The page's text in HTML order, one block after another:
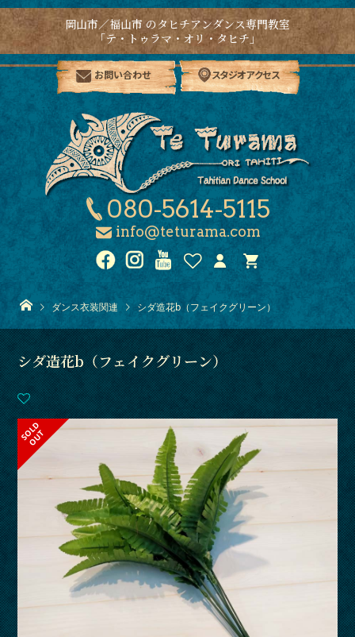
岡山市／福山市 のタヒチアンダンス専門教室
「テ・トゥラマ・オリ・タヒチ」
お問い合わせ スタジオアクセス
080-5614-5115
info@teturama.com
ダンス衣装関連 シダ造花b（フェイクグリーン）
シダ造花b（フェイクグリーン）
S
O
L
D
O
U
T